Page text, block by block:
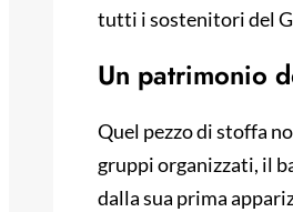
tutti i sostenitori del
Un patrimonio
Quel pezzo di stoffa
gruppi organizzati, il
dalla sua prima